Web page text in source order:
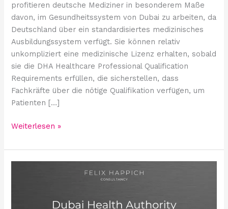
profitieren deutsche Mediziner in besonderem Maße
davon, im Gesundheitssystem von Dubai zu arbeiten, da
Deutschland über ein standardisiertes medizinisches
Ausbildungssystem verfügt. Sie können relativ
unkompliziert eine medizinische Lizenz erhalten, sobald
sie die DHA Healthcare Professional Qualification
Requirements erfüllen, die sicherstellen, dass
Fachkräfte über die nötige Qualifikation verfügen, um
Patienten […]
Weiterlesen »